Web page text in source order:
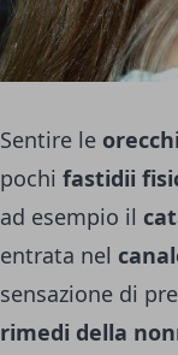
Sentire le
pochi fastidii
ad esempio il
entrata nel
sensazione di
rimedi della